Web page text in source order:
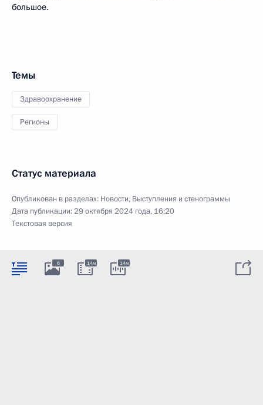
большое.
Темы
Здравоохранение
Регионы
Статус материала
Опубликован в разделах: Новости, Выступления и стенограммы
Дата публикации:29 октября 2024 года, 16:20
Текстовая версия
6 14м 14м